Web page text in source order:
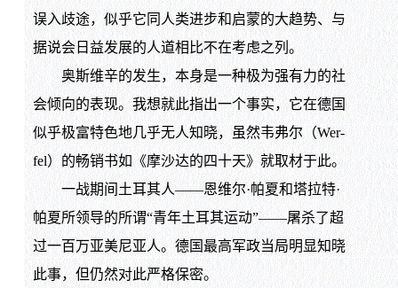
误入歧途，似乎它同人类进步和启蒙的大趋势、与
据说会日益发展的人道相比不在考虑之列。
奥斯维辛的发生，本身是一种极为强有力的社
会倾向的表现。我想就此指出一个事实，它在德国
似乎极富特色地几乎无人知晓，虽然韦弗尔（Wer-
fel）的畅销书如《摩沙达的四十天》就取材于此。
一战期间土耳其人——恩维尔·帕夏和塔拉特·
帕夏所领导的所谓“青年土耳其运动”——屠杀了超
过一百万亚美尼亚人。德国最高军政当局明显知晓
此事，但仍然对此严格保密。